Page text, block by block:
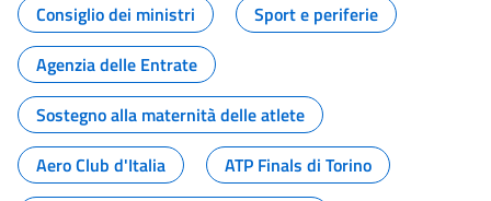
Consiglio dei ministri
Sport e periferie
Agenzia delle Entrate
Sostegno alla maternità delle atlete
Aero Club d'Italia
ATP Finals di Torino